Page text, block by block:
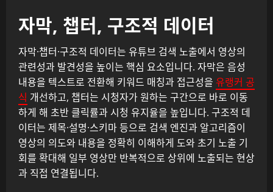
자막, 챕터, 구조적 데이터
자막·챕터·구조적 데이터는 유튜브 검색 노출에서 영상의
관련성과 발견성을 높이는 핵심 요소입니다. 자막은 음성
내용을 텍스트로 전환해 키워드 매칭과 접근성을 유랭커 공
식 개선하고, 챕터는 시청자가 원하는 구간으로 바로 이동
하게 해 초반 클릭률과 시청 유지율을 높입니다. 구조적 데
이터는 제목·설명·스키마 등으로 검색 엔진과 알고리즘이
영상의 의도와 내용을 정확히 이해하게 도와 초기 노출 기
회를 확대해 일부 영상만 반복적으로 상위에 노출되는 현상
과 직접 연결됩니다.